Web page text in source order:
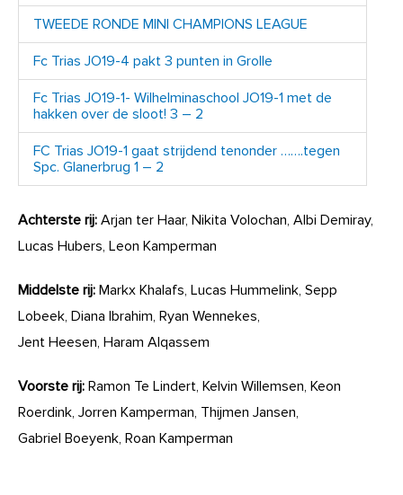
TWEEDE RONDE MINI CHAMPIONS LEAGUE
Fc Trias JO19-4 pakt 3 punten in Grolle
Fc Trias JO19-1- Wilhelminaschool JO19-1 met de
hakken over de sloot! 3 – 2
FC Trias JO19-1 gaat strijdend tenonder …….tegen
Spc. Glanerbrug 1 – 2
Achterste rij: Arjan ter Haar, Nikita Volochan, Albi Demiray,
Lucas Hubers, Leon Kamperman
Middelste rij: Markx Khalafs, Lucas Hummelink, Sepp
Lobeek, Diana Ibrahim, Ryan Wennekes,
Jent Heesen, Haram Alqassem
Voorste rij: Ramon Te Lindert, Kelvin Willemsen, Keon
Roerdink, Jorren Kamperman, Thijmen Jansen,
Gabriel Boeyenk, Roan Kamperman